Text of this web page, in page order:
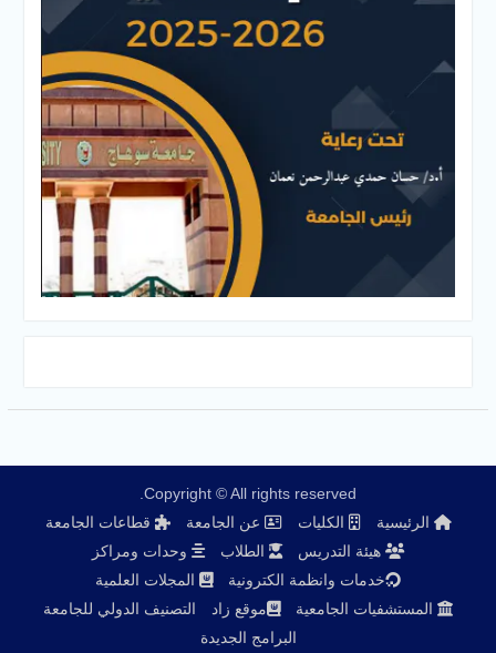
Copyright © All rights reserved.
الرئيسية
الكليات عن الجامعة
قطاعات الجامعة
هيئة التدريس
الطلاب
وحدات ومراكز
خدمات وانظمة الكترونية
المجلات العلمية
المستشفيات الجامعية
موقع زاد
التصنيف الدولي للجامعة
البرامج الجديدة